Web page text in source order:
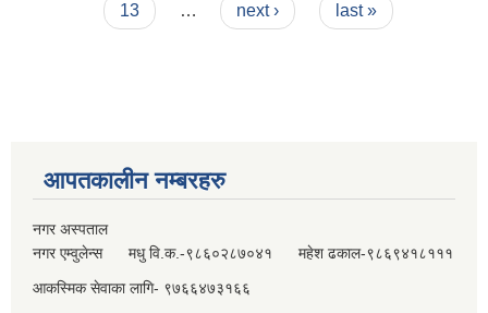
13
… next › last »
आपतकालीन नम्बरहरु
नगर अस्पताल
नगर एम्वुलेन्स मधु वि.क.-९८६०२८७०४१ महेश ढकाल-९८६९४१८१११
आकस्मिक सेवाका लागि- ९७६६४७३१६६